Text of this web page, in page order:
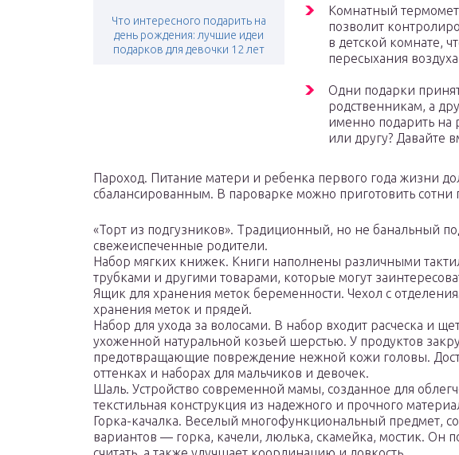
Что интересного подарить на
день рождения: лучшие идеи
подарков для девочки 12 лет
Комнатный
позволит
в детской комнате,
пересыхания
Одни подарки
родственникам, а
именно подарить
или другу? Давайте
Пароход. Питание матери и ребенка первого года жизни
сбалансированным. В пароварке можно приготовить
«Торт из подгузников». Традиционный, но не банальный
свежеиспеченные родители.
Набор мягких книжек. Книги наполнены различными
трубками и другими товарами, которые могут
Ящик для хранения меток беременности. Чехол с
хранения меток и прядей.
Набор для ухода за волосами. В набор входит расческа и
ухоженной натуральной козьей шерстью. У продуктов
предотвращающие повреждение нежной кожи головы.
оттенках и наборах для мальчиков и девочек.
Шаль. Устройство современной мамы, созданное для
текстильная конструкция из надежного и прочного
Горка-качалка. Веселый многофункциональный предмет,
вариантов — горка, качели, люлька, скамейка, мостик. Он